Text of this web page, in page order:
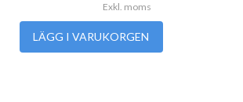
Exkl. moms
LÄGG I VARUKORGEN